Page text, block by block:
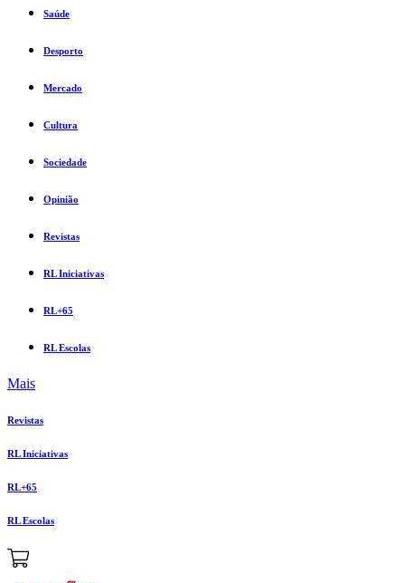
Saúde
Desporto
Mercado
Cultura
Sociedade
Opinião
Revistas
RL Iniciativas
RL+65
RL Escolas
Mais
Revistas
RL Iniciativas
RL+65
RL Escolas